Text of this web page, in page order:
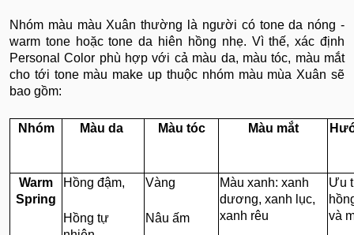
Nhóm màu màu Xuân thường là người có tone da nóng -
warm tone hoặc tone da hiên hồng nhẹ. Vì thế, xác định
Personal Color phù hợp với cả màu da, màu tóc, màu mắt
cho tới tone màu make up thuộc nhóm màu mùa Xuân sẽ
bao gồm:
Nhóm Màu da Màu tóc Màu mắt
Warm
Spring
Hồng đậm,
Hồng tự
Vàng
Nâu ấm
Màu xanh: xanh
dương, xanh lục,
xanh rêu
Ưu
và